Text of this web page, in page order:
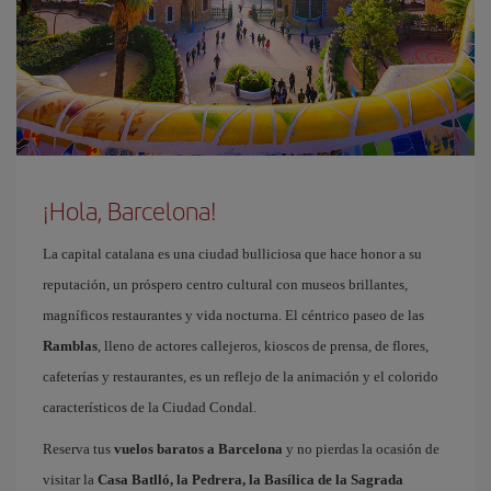
¡Hola, Barcelona!
La capital catalana es una ciudad bulliciosa que hace honor a su
reputación, un próspero centro cultural con museos brillantes,
magníficos restaurantes y vida nocturna. El céntrico paseo de las
Ramblas, lleno de actores callejeros, kioscos de prensa, de flores,
cafeterías y restaurantes, es un reflejo de la animación y el colorido
característicos de la Ciudad Condal.
Reserva tus vuelos baratos a Barcelona y no pierdas la ocasión de
visitar la Casa Batlló, la Pedrera, la Basílica de la Sagrada